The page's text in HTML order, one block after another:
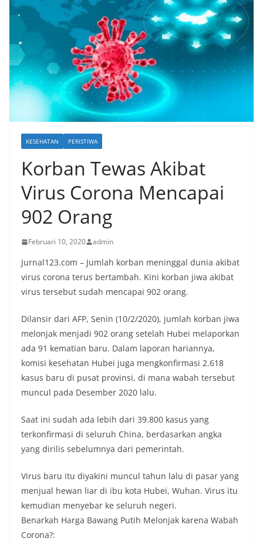
KESEHATAN PERISTIWA
Korban Tewas Akibat
Virus Corona Mencapai
902 Orang
Februari 10, 2020 admin
Jurnal123.com – Jumlah korban meninggal dunia akibat
virus corona terus bertambah. Kini korban jiwa akibat
virus tersebut sudah mencapai 902 orang.
Dilansir dari AFP, Senin (10/2/2020), jumlah korban jiwa
melonjak menjadi 902 orang setelah Hubei melaporkan
ada 91 kematian baru. Dalam laporan hariannya,
komisi kesehatan Hubei juga mengkonfirmasi 2.618
kasus baru di pusat provinsi, di mana wabah tersebut
muncul pada Desember 2020 lalu.
Saat ini sudah ada lebih dari 39.800 kasus yang
terkonfirmasi di seluruh China, berdasarkan angka
yang dirilis sebelumnya dari pemerintah.
Virus baru itu diyakini muncul tahun lalu di pasar yang
menjual hewan liar di ibu kota Hubei, Wuhan. Virus itu
kemudian menyebar ke seluruh negeri.
Benarkah Harga Bawang Putih Melonjak karena Wabah
Corona?: